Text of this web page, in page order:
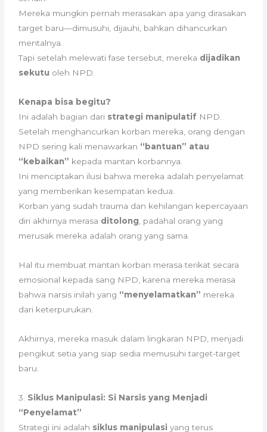
Mereka mungkin pernah merasakan apa yang dirasakan
target baru—dimusuhi, dijauhi, bahkan dihancurkan
mentalnya.
Tapi setelah melewati fase tersebut, mereka dijadikan
sekutu oleh NPD.
Kenapa bisa begitu?
Ini adalah bagian dari strategi manipulatif NPD.
Setelah menghancurkan korban mereka, orang dengan
NPD sering kali menawarkan “bantuan” atau
“kebaikan” kepada mantan korbannya.
Ini menciptakan ilusi bahwa mereka adalah penyelamat
yang memberikan kesempatan kedua.
Korban yang sudah trauma dan kehilangan kepercayaan
diri akhirnya merasa ditolong, padahal orang yang
merusak mereka adalah orang yang sama.
Hal itu membuat mantan korban merasa terikat secara
emosional kepada sang NPD, karena mereka merasa
bahwa narsis inilah yang “menyelamatkan” mereka
dari keterpurukan.
Akhirnya, mereka masuk dalam lingkaran NPD, menjadi
pengikut setia yang siap sedia memusuhi target-target
baru.
3. Siklus Manipulasi: Si Narsis yang Menjadi
“Penyelamat”
Strategi ini adalah siklus manipulasi yang terus